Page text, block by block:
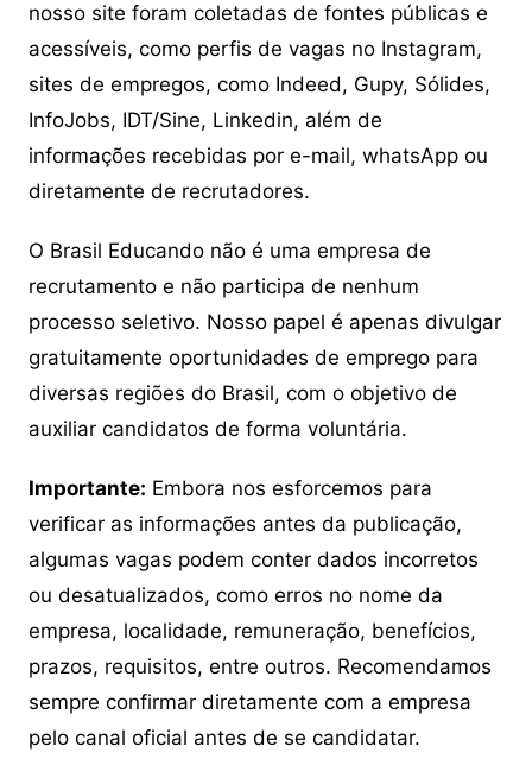
nosso site foram coletadas de fontes públicas e
acessíveis, como perfis de vagas no Instagram,
sites de empregos, como Indeed, Gupy, Sólides,
InfoJobs, IDT/Sine, Linkedin, além de
informações recebidas por e-mail, whatsApp ou
diretamente de recrutadores.
O Brasil Educando não é uma empresa de
recrutamento e não participa de nenhum
processo seletivo. Nosso papel é apenas divulgar
gratuitamente oportunidades de emprego para
diversas regiões do Brasil, com o objetivo de
auxiliar candidatos de forma voluntária.
Importante: Embora nos esforcemos para
verificar as informações antes da publicação,
algumas vagas podem conter dados incorretos
ou desatualizados, como erros no nome da
empresa, localidade, remuneração, benefícios,
prazos, requisitos, entre outros. Recomendamos
sempre confirmar diretamente com a empresa
pelo canal oficial antes de se candidatar.